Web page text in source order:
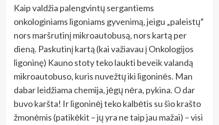
Kaip valdžia palengvintų sergantiems
onkologiniams ligoniams gyvenimą, jeigu „paleistų“
nors maršrutinį mikroautobusą, nors kartą per
dieną. Paskutinį kartą (kai važiavau į Onkologijos
ligoninę) Kauno stoty teko laukti beveik valandą
mikroautobuso, kuris nuvežtų iki ligoninės. Man
dabar leidžiama chemija, jėgų nėra, pykina. O dar
buvo karšta! Ir ligoninėj teko kalbėtis su šio krašto
žmonėmis (patikėkit – jų yra ne taip jau mažai) – visi